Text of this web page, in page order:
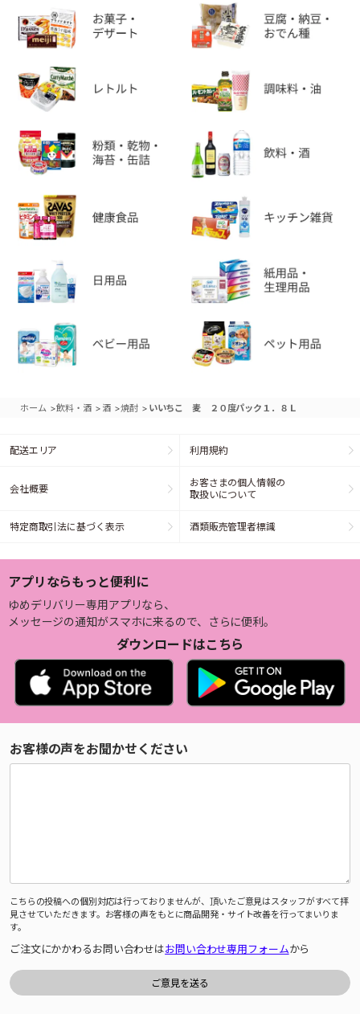
ホーム >飲料・酒 > 酒 >焼酎 > いいちこ 麦 ２０度パック１．８Ｌ
配送エリア 利用規約
会社概要
お客さまの個人情報の
取扱いについて
特定商取引法に基づく表示 酒類販売管理者標識
アプリならもっと便利に
ゆめデリバリー専用アプリなら、
メッセージの通知がスマホに来るので、さらに便利。
ダウンロードはこちら
お客様の声をお聞かせください
こちらの投稿への個別対応は行っておりませんが、頂いたご意見はスタッフがすべて拝
見させていただきます。お客様の声をもとに商品開発・サイト改善を行ってまいりま
す。
ご注文にかかわるお問い合わせはお問い合わせ専用フォームから